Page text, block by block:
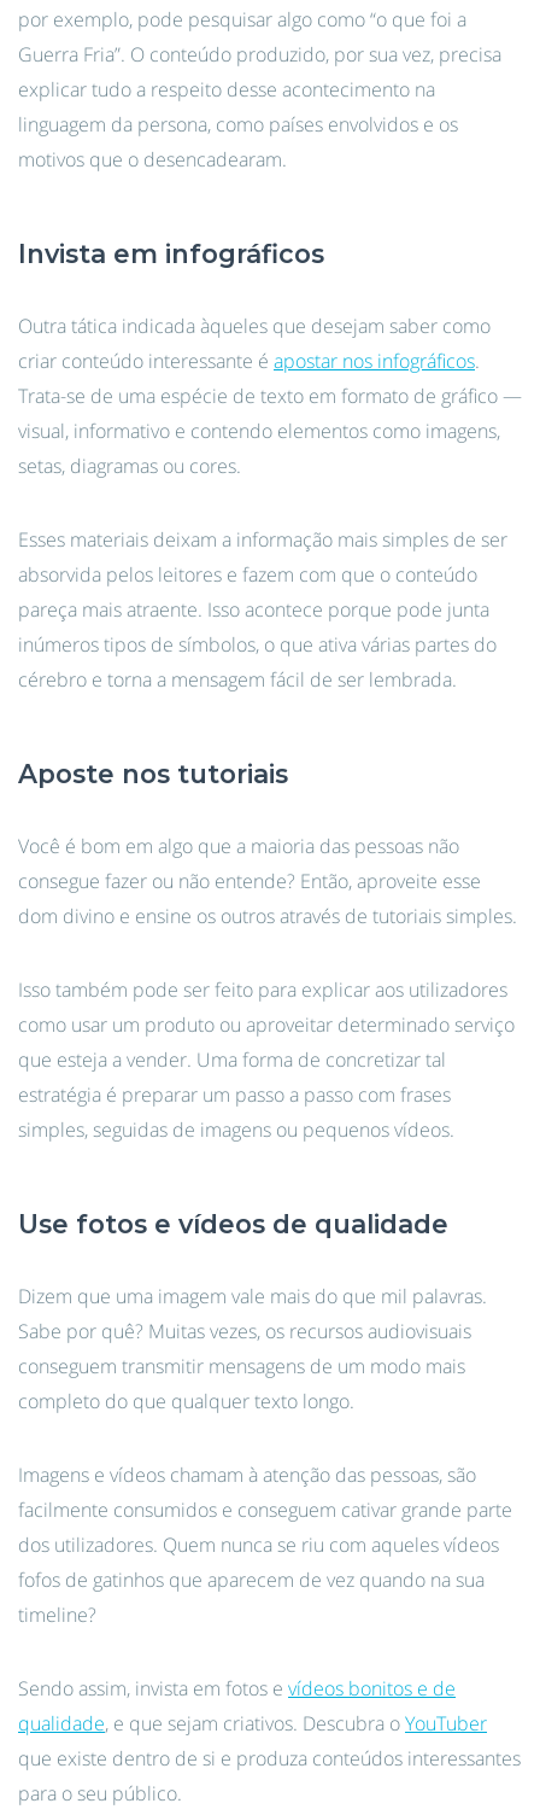
por exemplo, pode pesquisar algo como “o que foi a
Guerra Fria”. O conteúdo produzido, por sua vez, precisa
explicar tudo a respeito desse acontecimento na
linguagem da persona, como países envolvidos e os
motivos que o desencadearam.
Invista em infográficos
Outra tática indicada àqueles que desejam saber como
criar conteúdo interessante é apostar nos infográficos.
Trata-se de uma espécie de texto em formato de gráfico —
visual, informativo e contendo elementos como imagens,
setas, diagramas ou cores.
Esses materiais deixam a informação mais simples de ser
absorvida pelos leitores e fazem com que o conteúdo
pareça mais atraente. Isso acontece porque pode junta
inúmeros tipos de símbolos, o que ativa várias partes do
cérebro e torna a mensagem fácil de ser lembrada.
Aposte nos tutoriais
Você é bom em algo que a maioria das pessoas não
consegue fazer ou não entende? Então, aproveite esse
dom divino e ensine os outros através de tutoriais simples.
Isso também pode ser feito para explicar aos utilizadores
como usar um produto ou aproveitar determinado serviço
que esteja a vender. Uma forma de concretizar tal
estratégia é preparar um passo a passo com frases
simples, seguidas de imagens ou pequenos vídeos.
Use fotos e vídeos de qualidade
Dizem que uma imagem vale mais do que mil palavras.
Sabe por quê? Muitas vezes, os recursos audiovisuais
conseguem transmitir mensagens de um modo mais
completo do que qualquer texto longo.
Imagens e vídeos chamam à atenção das pessoas, são
facilmente consumidos e conseguem cativar grande parte
dos utilizadores. Quem nunca se riu com aqueles vídeos
fofos de gatinhos que aparecem de vez quando na sua
timeline?
Sendo assim, invista em fotos e vídeos bonitos e de
qualidade, e que sejam criativos. Descubra oYouTuber
que existe dentro de si e produza conteúdos interessantes
para o seu público.